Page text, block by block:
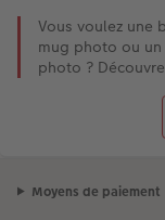
Vous voulez une
mug photo ou
photo ?
Moyens de paiement